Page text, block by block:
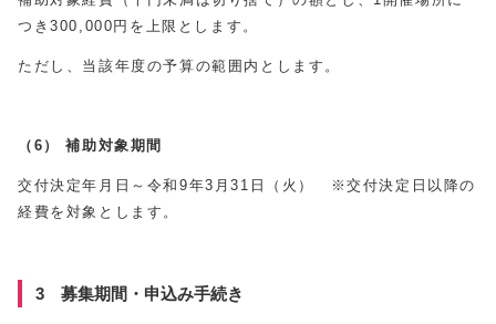
つき300,000円を上限とします。
ただし、当該年度の予算の範囲内とします。
（6）補助対象期間
交付決定年月日～令和9年3月31日（火） ※交付決定日以降の
経費を対象とします。
3 募集期間・申込み手続き